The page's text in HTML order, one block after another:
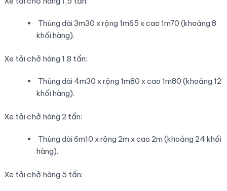
Thùng dài 3m30 x rộng 1m65 x cao 1m70 (khoảng 8
khối hàng).
Xe tải chở hàng 1,8 tấn:
Thùng dài 4m30 x rộng 1m80 x cao 1m80 (khoảng 12
khối hàng).
Xe tải chở hàng 2 tấn:
Thùng dài 6m10 x rộng 2m x cao 2m (khoảng 24 khối
hàng).
Xe tải chở hàng 5 tấn: